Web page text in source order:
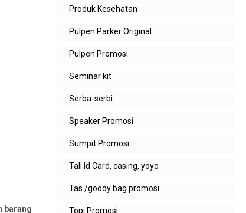
barang
Produk Kesehatan
Pulpen Parker Original
Pulpen Promosi
Seminar kit
Serba-serbi
Speaker Promosi
Sumpit Promosi
Tali Id Card, casing, yoyo
Tas /goody bag promosi
Topi Promosi